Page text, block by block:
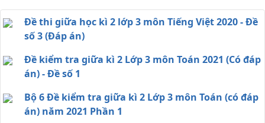
Đề thi giữa học kì 2 lớp 3 môn Tiếng Việt 2020 - Đề
số 3 (Đáp án)
Đề kiểm tra giữa kì 2 Lớp 3 môn Toán 2021 (Có đáp
án) - Đề số 1
Bộ 6 Đề kiểm tra giữa kì 2 Lớp 3 môn Toán (có đáp
án) năm 2021 Phần 1